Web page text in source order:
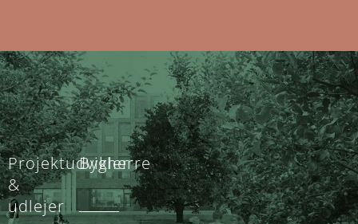
Projektudvikler
&
udlejer
Bygherre